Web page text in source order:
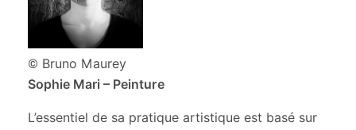
© Bruno Maurey
Sophie Mari – Peinture
L’essentiel de sa pratique artistique est basé sur